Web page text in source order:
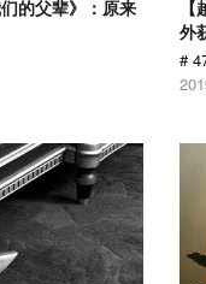
的父辈》：原来
外
#